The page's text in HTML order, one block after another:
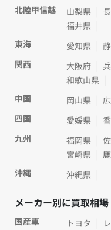
北陸甲信越
山梨県
福井県
東海
愛知県
関西
大阪府
和歌山県
中国
岡山県
四国
愛媛県
九州
福岡県
宮崎県
沖縄
沖縄県
メーカー別に買取相
国産車 トヨタ